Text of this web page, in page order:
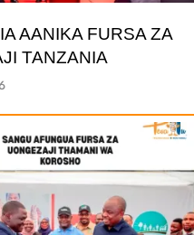
AANIKA FURSA ZA
TANZANIA